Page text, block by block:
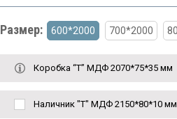
Размер: 600*2000 700*2000
Коробка “Т” МДФ 2070*75*35 мм
Наличник "Т" МДФ 2150*80*10 мм